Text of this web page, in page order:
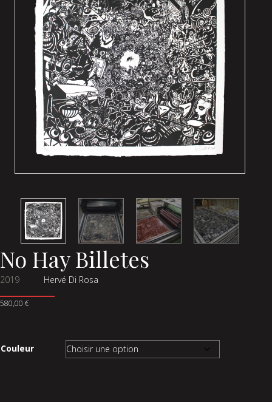
No Hay Billetes
2019 Hervé Di Rosa
580,00 €
Couleur